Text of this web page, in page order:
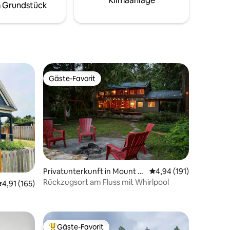
bieten
10
Grundstück
Bewertungen
Bewertung: 4,91 von 5, 165 Bewertungen
4,91 (165)
Gäste-Favorit
Gäste-Favorit
Privatunterkunft in Mount H
ood Village
Durchschnittliche
4,94 (191)
Rückzugsort am Fluss mit Whirlpool
Gäste-Favorit